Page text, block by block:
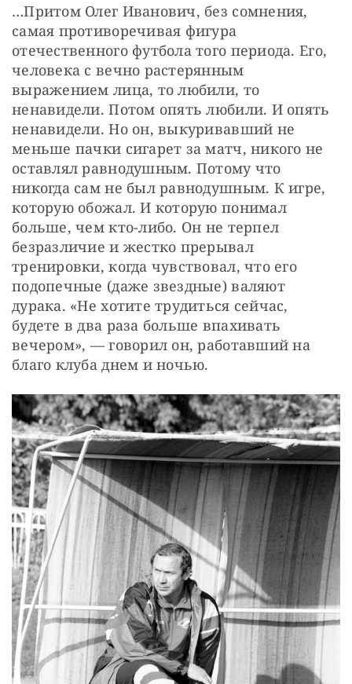
…Притом Олег Иванович, без сомнения,
самая противоречивая фигура
отечественного футбола того периода. Его,
человека с вечно растерянным
выражением лица, то любили, то
ненавидели. Потом опять любили. И опять
ненавидели. Но он, выкуривавший не
меньше пачки сигарет за матч, никого не
оставлял равнодушным. Потому что
никогда сам не был равнодушным. К игре,
которую обожал. И которую понимал
больше, чем кто-либо. Он не терпел
безразличие и жестко прерывал
тренировки, когда чувствовал, что его
подопечные (даже звездные) валяют
дурака. «Не хотите трудиться сейчас,
будете в два раза больше впахивать
вечером», — говорил он, работавший на
благо клуба днем и ночью.